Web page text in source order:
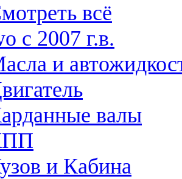
всё
c 2007 г.в.
и
валы
и Кабина